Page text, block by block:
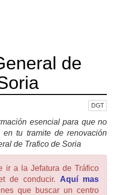
de
DGT
esencial para que no
tu tramite de renovación
de Trafico de Soria
ir a la Jefatura de Tráfico
de conducir. Aquí mas
que buscar un centro